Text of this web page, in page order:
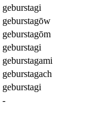
geburstagi
geburstagōw
geburstagōm
geburstagi
geburstagami
geburstagach
geburstagi
-